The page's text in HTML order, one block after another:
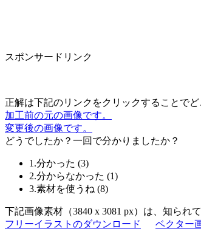
スポンサードリンク
正解は下記のリンクをクリックすることで
加工前の元の画像です。
変更後の画像です。
どうでしたか？一回で分かりましたか？
1.分かった (3)
2.分からなかった (1)
3.素材を使うね (8)
下記画像素材（3840 x 3081 px）は、知られ
フリーイラストのダウンロード
ベクター